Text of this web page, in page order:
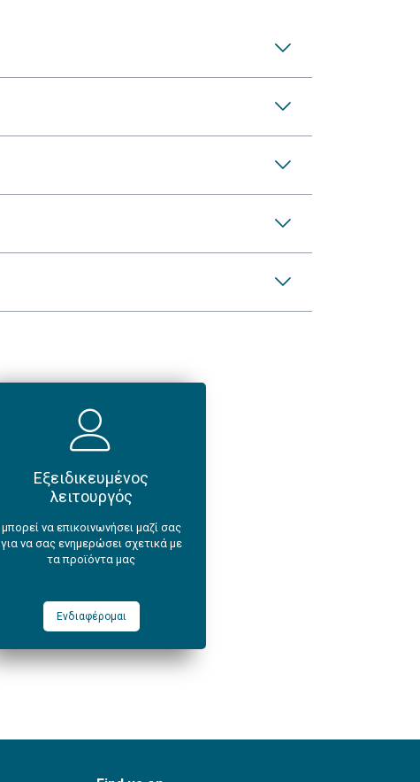
Εξειδικευμένος
λειτουργός
μπορεί να επικοινωνήσει μαζί σας
για να σας ενημερώσει σχετικά με
τα προϊόντα μας
Ενδιαφέρομαι